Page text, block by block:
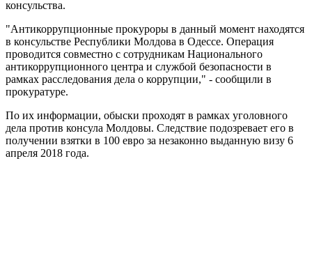
консульства.
"Антикоррупционные прокуроры в данный момент находятся
в консульстве Республики Молдова в Одессе. Операция
проводится совместно с сотрудникам Национального
антикоррупционного центра и службой безопасности в
рамках расследования дела о коррупции," - сообщили в
прокуратуре.
По их информации, обыски проходят в рамках уголовного
дела против консула Молдовы. Следствие подозревает его в
получении взятки в 100 евро за незаконно выданную визу 6
апреля 2018 года.